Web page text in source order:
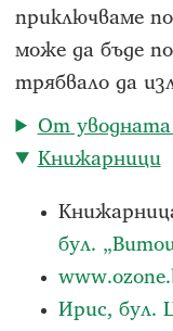
приключваме
може да бъде
трябвало да
От уводната
Книжарници
бул.
Ирис, бул.